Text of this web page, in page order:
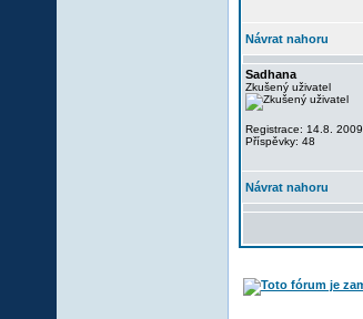
Návrat nahoru
Sadhana
Zkušený uživatel
Registrace: 14.8. 2009
Příspěvky: 48
Návrat nahoru